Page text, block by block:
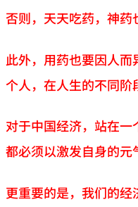
否则，天天吃药，神药
此外，用药也要因人
个人，在人生的不同阶
对于中国经济，站在一
都必须以激发自身的元
更重要的是，我们的